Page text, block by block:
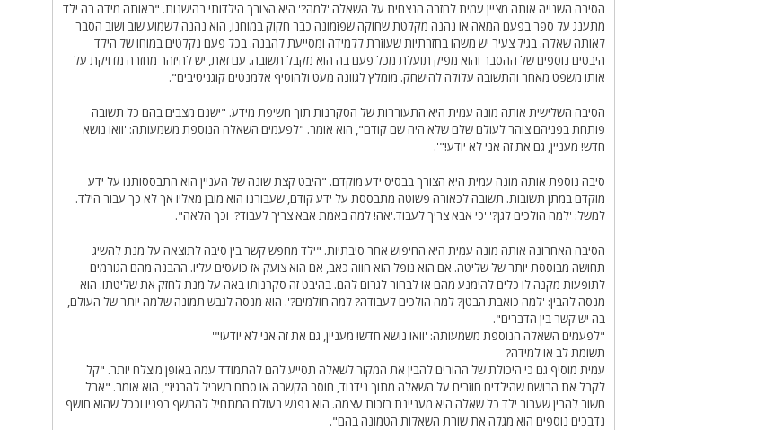
הסיבה השנייה אותה מציין עמית לחזרה הנצחית על השאלה 'למה?' היא הצורך הילדותי בהישנות. "באותה מידה בה ילד
מתענג על ספר בפעם המאה או נהנה מקלטת שחוקה שפזמונה כבר חקוק במוחנו, הוא נהנה לשמוע שוב ושוב הסבר
לאותה שאלה. בגיל צעיר יש משהו בחזרתיות שעוזרת ללמידה ומסייעת להבנה. בכל פעם נקלטים במוחו של הילד
היבטים נוספים של ההסבר והוא מפיק תועלת מכל פעם בה הוא מקבל תשובה. עם זאת, יש להיזהר מחזרה מדויקת על
אותו משפט מאחר והתשובה עלולה להישחק. מומלץ לגוונה מעט ולהוסיף אלמנטים קוגניטיבים".
הסיבה השלישית אותה מונה עמית היא התעוררות של הסקרנות תוך חשיפת מידע. "ישנם מצבים בהם כל תשובה
פותחת בפניהם צוהר לעולם שלם שלא היה שם קודם", הוא אומר. "לפעמים השאלה הנוספת משמעותה: 'וואו נושא
חדש! מעניין, גם את זה אני לא יודע!"'.
סיבה נוספת אותה מונה עמית היא הצורך בבסיס ידע מוקדם. "היבט קצת שונה של העניין הוא התבססותנו על ידע
מוקדם במתן תשובות. תשובה לכאורה פשוטה מתבססת על ידע קודם, שעבורנו הוא מובן מאליו אך לא כך עבור הילד.
למשל: 'למה הולכים לגן?' 'כי אבא צריך לעבוד.'אה! למה באמת אבא צריך לעבוד?' וכך הלאה".
הסיבה האחרונה אותה מונה עמית היא החיפוש אחר סיבתיות. "ילד מחפש קשר בין סיבה לתוצאה על מנת להשיג
תחושה מבוססת יותר של שליטה. אם הוא נופל הוא חווה כאב, אם הוא צועק אז כועסים עליו. ההבנה מהם הגורמים
לתופעות מקנה לו כלים להימנע מהם או לבחור לגרום להם. בהיבט זה סקרנותו באה על מנת לחזק את שליטתו. הוא
מנסה להבין: 'למה כואבת הבטן? למה הולכים לעבודה? למה חולמים?'. הוא מנסה לגבש תמונה שלמה יותר של העולם,
בה יש קשר בין הדברים".
"לפעמים השאלה הנוספת משמעותה: 'וואו נושא חדש! מעניין, גם את זה אני לא יודע!"'
תשומת לב או למידה?
עמית מוסיף גם כי היכולת של ההורים להבין את המקור לשאלה תסייע להם להתמודד עמה באופן מוצלח יותר. "קל
לקבל את הרושם שהילדים חוזרים על השאלה מתוך נידנוד, חוסר הקשבה או סתם בשביל להרגיז", הוא אומר. "אבל
חשוב להבין שעבור ילד כל שאלה היא מעניינת בזכות עצמה. הוא נפגש בעולם המתחיל להחשף בפניו וככל שהוא חושף
נדבכים נוספים הוא מגלה את שורת השאלות הטמונה בהם".